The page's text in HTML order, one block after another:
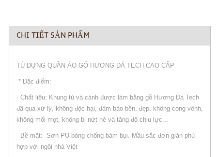
CHI TIẾT SẢN PHẨM
TỦ ĐỰNG QUẦN ÁO GỖ HƯƠNG ĐÁ TECH CAO CẤP
* Đặc điểm:
- Chất liệu: Khung tủ và cánh được làm bằng gỗ Hương Đá Tech
đã qua xử lý, không độc hại, đảm bảo bền, đẹp, không cong vênh,
không mối mọt, không bị nứt nẻ và tăng độ chịu lực...
- Bề mặt: Sơn PU bóng chống bám bụi. Mầu sắc đơn giản phù
hợp với ngôi nhà Việt